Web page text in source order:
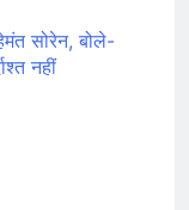
सोरेन, बोले-
नहीं